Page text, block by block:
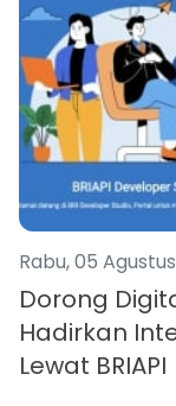
Rabu, 05
Dorong
Hadirkan
Lewat BRIAPI